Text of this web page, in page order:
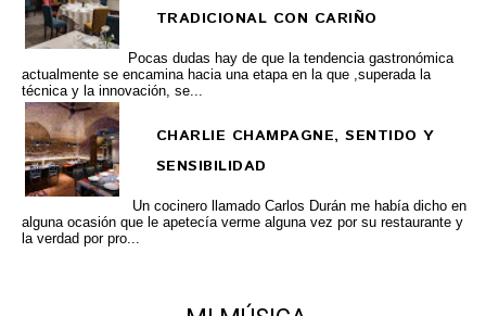
TRADICIONAL CON CARIÑO
Pocas dudas hay de que la tendencia gastronómica
actualmente se encamina hacia una etapa en la que ,superada la
técnica y la innovación, se...
CHARLIE CHAMPAGNE, SENTIDO Y
SENSIBILIDAD
Un cocinero llamado Carlos Durán me había dicho en
alguna ocasión que le apetecía verme alguna vez por su restaurante y
la verdad por pro...